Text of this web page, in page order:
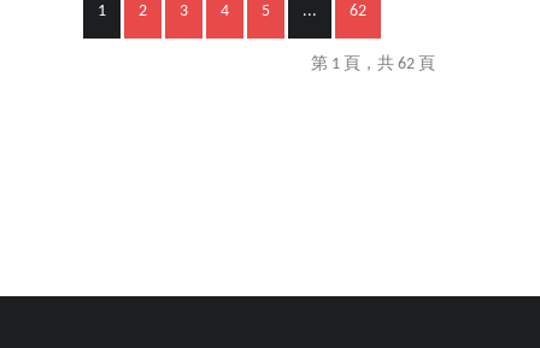
1 2 3 4 5 ... 62
第 1 頁，共 62 頁